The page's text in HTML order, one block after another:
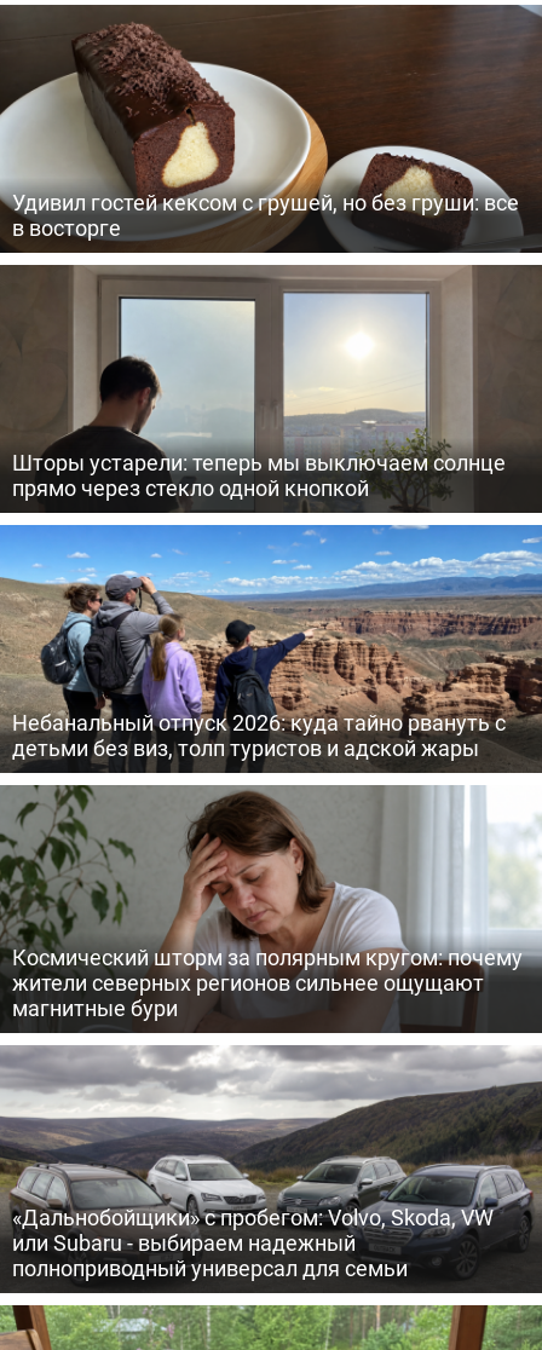
Удивил гостей кексом с грушей, но без груши: все
в восторге
Шторы устарели: теперь мы выключаем солнце
прямо через стекло одной кнопкой
Небанальный отпуск 2026: куда тайно рвануть с
детьми без виз, толп туристов и адской жары
Космический шторм за полярным кругом: почему
жители северных регионов сильнее ощущают
магнитные бури
«Дальнобойщики» с пробегом: Volvo, Skoda, VW
или Subaru - выбираем надежный
полноприводный универсал для семьи